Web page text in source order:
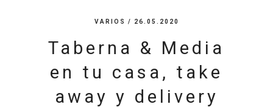
VARIOS / 26.05.2020
Taberna & Media
en tu casa, take
away y delivery